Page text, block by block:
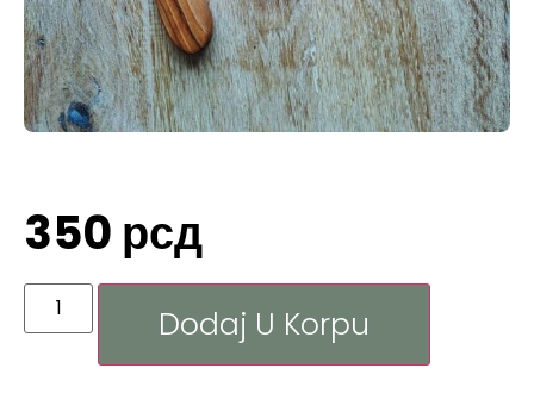
350 рсд
Dodaj U Korpu